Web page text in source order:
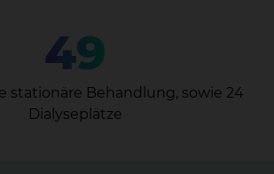
49
stationäre Behandlung, sowie 24
Dialyseplätze